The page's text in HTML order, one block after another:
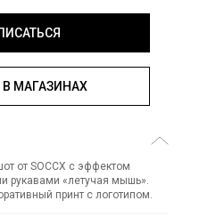
МАГАЗИНАХ
от SOCCX с эффектом
рукавами «летучая мышь».
принт с логотипом.